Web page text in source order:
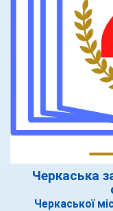
Черкаська
Черкаської